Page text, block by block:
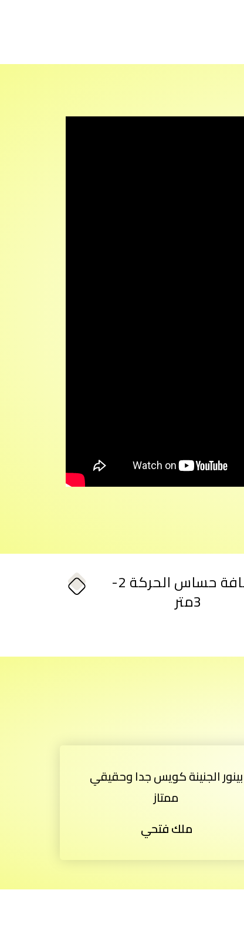
مسافة حساس الحركة 2-
3متر
بينور الجنينة كويس جدا وحقيقي
ممتاز
ملك فتحي